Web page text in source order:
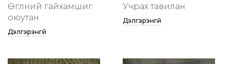
Өглөөний гайхамшиг
оюутан
Дэлгэрэнгүй
Учрах тавилан
Дэлгэрэнгүй